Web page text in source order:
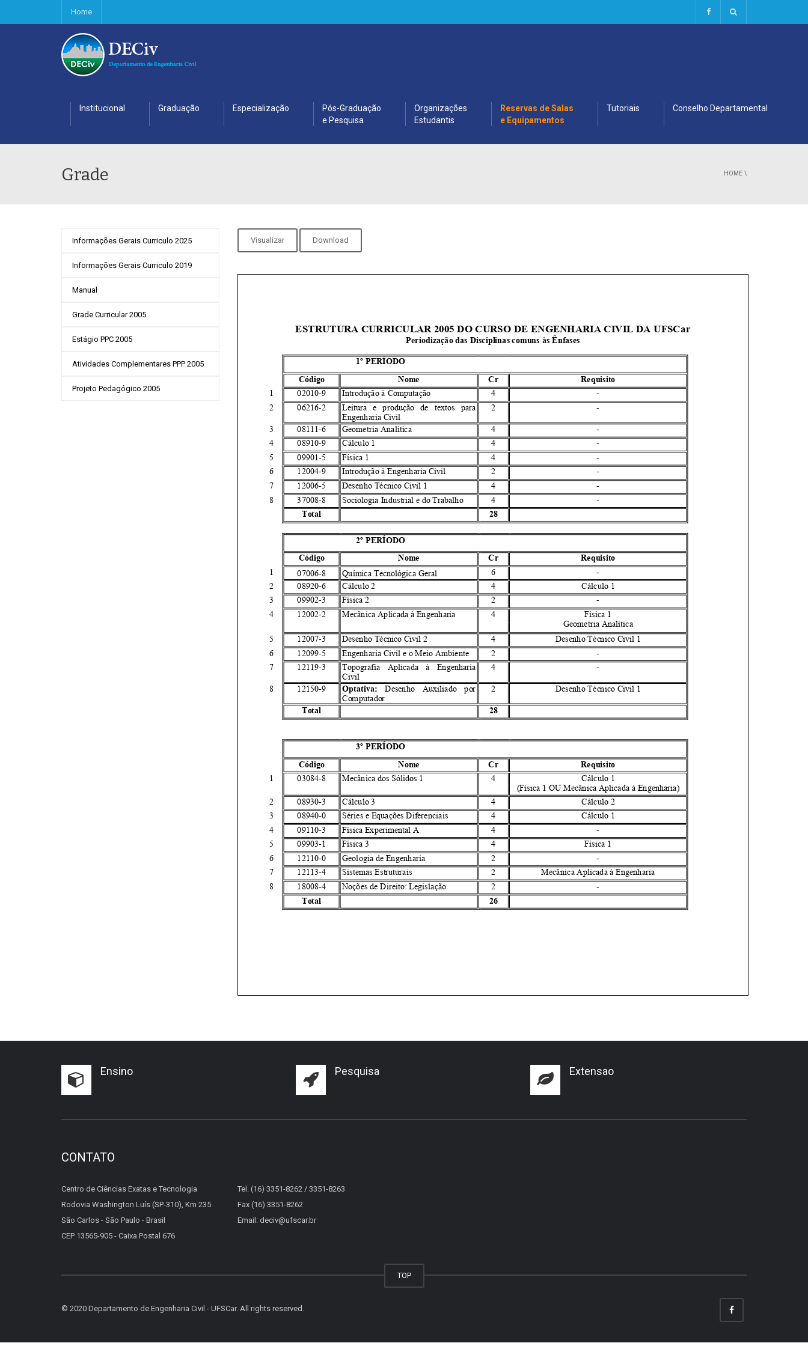
Home
Institucional Graduação Especialização
Pós-Graduação
e Pesquisa
Organizações
Estudantis
Reservas de Salas
e Equipamentos
Tutoriais Conselho Departamental
Grade HOME \
Informações Gerais Curriculo 2025
Informações Gerais Curriculo 2019
Manual
Grade Curricular 2005
Estágio PPC 2005
Atividades Complementares PPP 2005
Projeto Pedagógico 2005
Visualizar Download
Ensino Pesquisa Extensao
CONTATO
Centro de Ciências Exatas e Tecnologia
Rodovia Washington Luís (SP-310), Km 235
São Carlos - São Paulo - Brasil
CEP 13565-905 - Caixa Postal 676
Tel. (16) 3351-8262 / 3351-8263
Fax (16) 3351-8262
Email: deciv@ufscar.br
TOP
© 2020 Departamento de Engenharia Civil - UFSCar. All rights reserved.